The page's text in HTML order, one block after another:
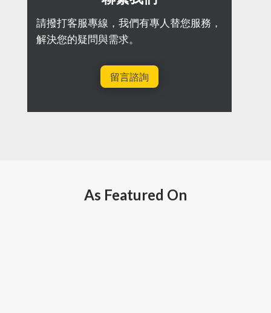
請撥打客服專線，我們有專人替您服務，
解決您的疑問與需求。
留言諮詢
As Featured On